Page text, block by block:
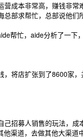
营成本非常高，赚钱非常
部求帮忙，总部说他
帮忙，aide分析了一
将店扩张到了8600家
招募人销售的玩法，成
渠道，去做其他大渠道